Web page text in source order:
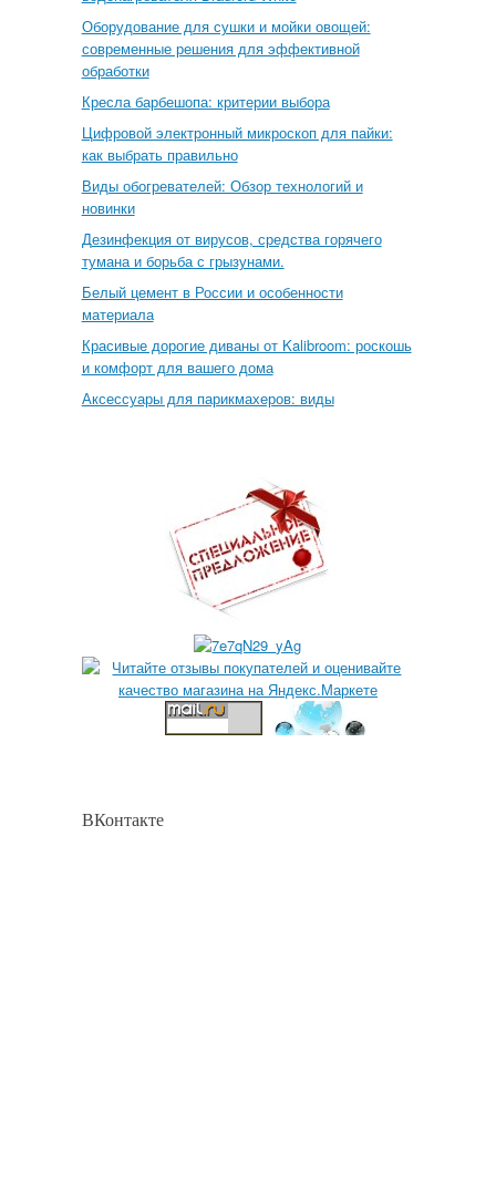
Оборудование для сушки и мойки овощей:
современные решения для эффективной
обработки
Кресла барбешопа: критерии выбора
Цифровой электронный микроскоп для пайки:
как выбрать правильно
Виды обогревателей: Обзор технологий и
новинки
Дезинфекция от вирусов, средства горячего
тумана и борьба с грызунами.
Белый цемент в России и особенности
материала
Красивые дорогие диваны от Kalibroom: роскошь
и комфорт для вашего дома
Аксессуары для парикмахеров: виды
ВКонтакте